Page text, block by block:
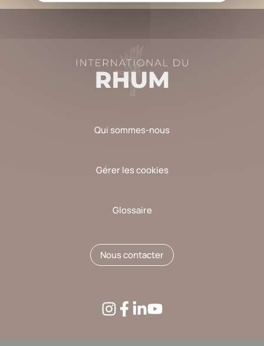
vide.
Qui sommes-nous
Gérer les cookies
Glossaire
Nous contacter